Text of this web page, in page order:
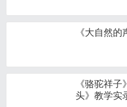
《大自然
《骆驼祥
头》教学实